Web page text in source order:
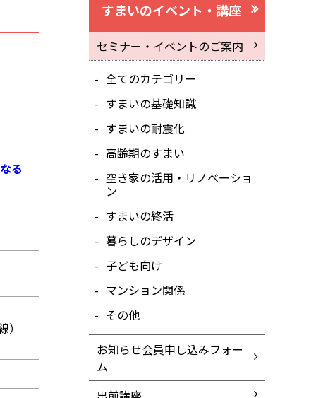
る
すまいのイベント・講座
セミナー・イベントのご案内
全てのカテゴリー
すまいの基礎知識
すまいの耐震化
高齢期のすまい
空き家の活用・リノベーショ
ン
すまいの終活
暮らしのデザイン
子ども向け
マンション関係
その他
お知らせ会員申し込みフォー
ム